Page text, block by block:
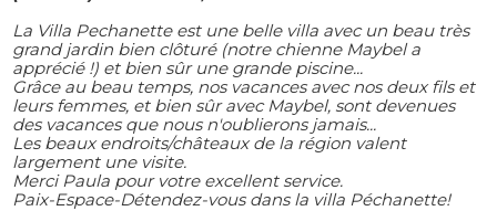
La Villa Pechanette est une belle villa avec un beau très
grand jardin bien clôturé (notre chienne Maybel a
apprécié !) et bien sûr une grande piscine...
Grâce au beau temps, nos vacances avec nos deux fils et
leurs femmes, et bien sûr avec Maybel, sont devenues
des vacances que nous n'oublierons jamais...
Les beaux endroits/châteaux de la région valent
largement une visite.
Merci Paula pour votre excellent service.
Paix-Espace-Détendez-vous dans la villa Péchanette!